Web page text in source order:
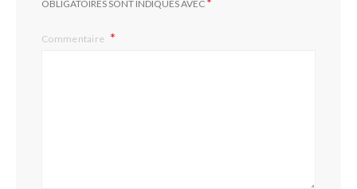
OBLIGATOIRES SONT INDIQUÉS AVEC
Commentaire